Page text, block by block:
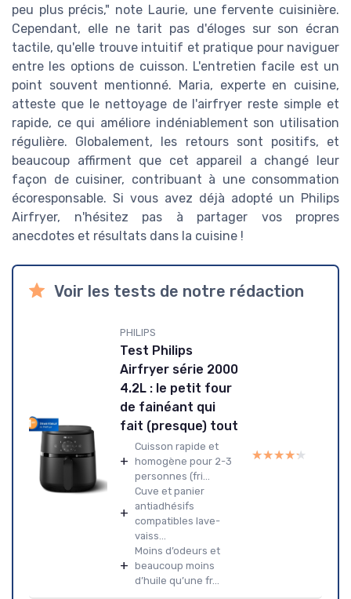
peu plus précis," note Laurie, une fervente cuisinière.
Cependant, elle ne tarit pas d'éloges sur son écran
tactile, qu'elle trouve intuitif et pratique pour naviguer
entre les options de cuisson. L'entretien facile est un
point souvent mentionné. Maria, experte en cuisine,
atteste que le nettoyage de l'airfryer reste simple et
rapide, ce qui améliore indéniablement son utilisation
régulière. Globalement, les retours sont positifs, et
beaucoup affirment que cet appareil a changé leur
façon de cuisiner, contribuant à une consommation
écoresponsable. Si vous avez déjà adopté un Philips
Airfryer, n'hésitez pas à partager vos propres
anecdotes et résultats dans la cuisine !
Voir les tests de notre rédaction
PHILIPS
Test Philips
Airfryer série 2000
4.2L : le petit four
de fainéant qui
fait (presque) tout
+
Cuisson rapide et
homogène pour 2-3
personnes (fri...
+
Cuve et panier
antiadhésifs
compatibles lave-
vaiss...
+
Moins d’odeurs et
beaucoup moins
d’huile qu’une fr...
★★★★★
★★★★★